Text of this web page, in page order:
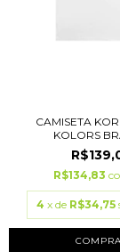
CAMISETA
KOLORS
R$134,83
4 x de R$34,75